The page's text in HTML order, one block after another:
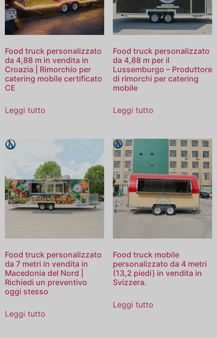
Food truck personalizzato
da 4,88 m in vendita in
Croazia | Rimorchio per
catering mobile certificato
CE
Leggi tutto
Food truck personalizzato
da 4,88 m per il
Lussemburgo – Produttore
di rimorchi per catering
mobile
Leggi tutto
Food truck personalizzato
da 7 metri in vendita in
Macedonia del Nord |
Richiedi un preventivo
oggi stesso
Leggi tutto
Food truck mobile
personalizzato da 4 metri
(13,2 piedi) in vendita in
Svizzera.
Leggi tutto